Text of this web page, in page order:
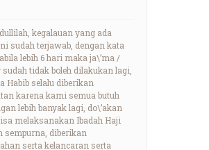
kegalauan yang ada
sudah terjawab, dengan kata
lebih 6 hari maka ja\’ma /
sudah tidak boleh dilakukan lagi,
Habib selalu diberikan
karena kami semua butuh
lebih banyak lagi, do\’akan
melaksanakan Ibadah Haji
sempurna, diberikan
serta kelancaran serta